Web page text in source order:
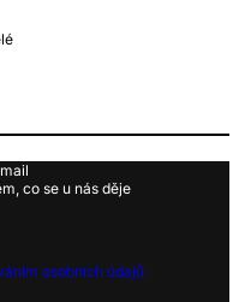
co se u nás děje
osobních údajů.